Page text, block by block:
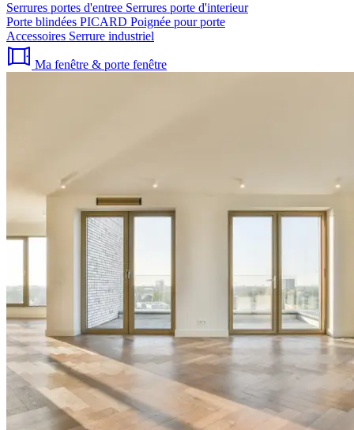
Serrures portes d'entree Serrures porte d'interieur
Porte blindées PICARD Poignée pour porte
Accessoires Serrure industriel
Ma fenêtre & porte fenêtre